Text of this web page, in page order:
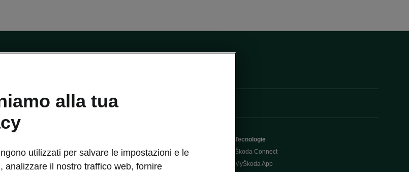
Rete Škoda
Informazioni per soccorritori
Dichiarazione di cambio proprietà
Tecnologie
Škoda Connect
MyŠkoda App
alla tua
utilizzati per salvare le impostazioni e le
analizzare il nostro traffico web, fornire